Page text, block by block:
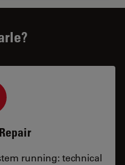
running: technical